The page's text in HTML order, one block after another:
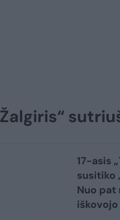
17-asis
susitiko
Nuo